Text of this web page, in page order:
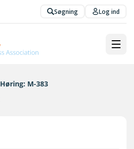
Søgning Log ind
Høring: M-383